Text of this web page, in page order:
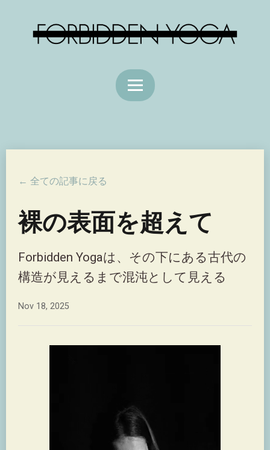
← 全ての記事に戻る
裸の表面を超えて
Forbidden Yogaは、その下にある古代の
構造が見えるまで混沌として見える
Nov 18, 2025